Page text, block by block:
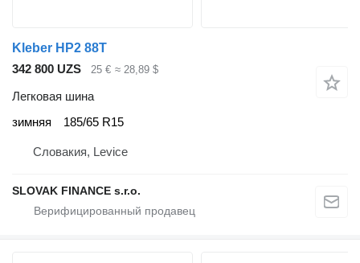
Kleber HP2 88T
342 800 UZS
25 € ≈ 28,89 $
Легковая шина
зимняя
185/65 R15
Словакия, Levice
SLOVAK FINANCE s.r.o.